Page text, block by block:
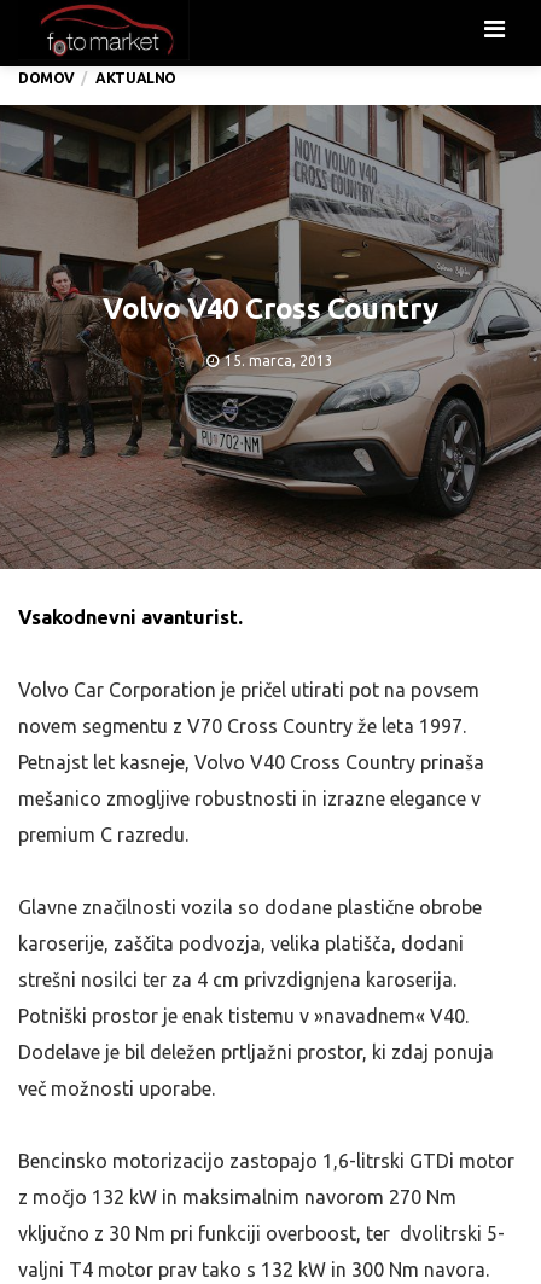
DOMOV AKTUALNO
Volvo V40 Cross Country
15. marca, 2013
Vsakodnevni avanturist.
Volvo Car Corporation je pričel utirati pot na povsem
novem segmentu z V70 Cross Country že leta 1997.
Petnajst let kasneje, Volvo V40 Cross Country prinaša
mešanico zmogljive robustnosti in izrazne elegance v
premium C razredu.
Glavne značilnosti vozila so dodane plastične obrobe
karoserije, zaščita podvozja, velika platišča, dodani
strešni nosilci ter za 4 cm privzdignjena karoserija.
Potniški prostor je enak tistemu v »navadnem« V40.
Dodelave je bil deležen prtljažni prostor, ki zdaj ponuja
več možnosti uporabe.
Bencinsko motorizacijo zastopajo 1,6-litrski GTDi motor
z močjo 132 kW in maksimalnim navorom 270 Nm
vključno z 30 Nm pri funkciji overboost, ter dvolitrski 5-
valjni T4 motor prav tako s 132 kW in 300 Nm navora.